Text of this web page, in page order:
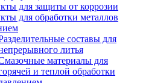
для защиты от коррозии
для обработки металлов
составы для
литья
материалы для
и теплой обработки